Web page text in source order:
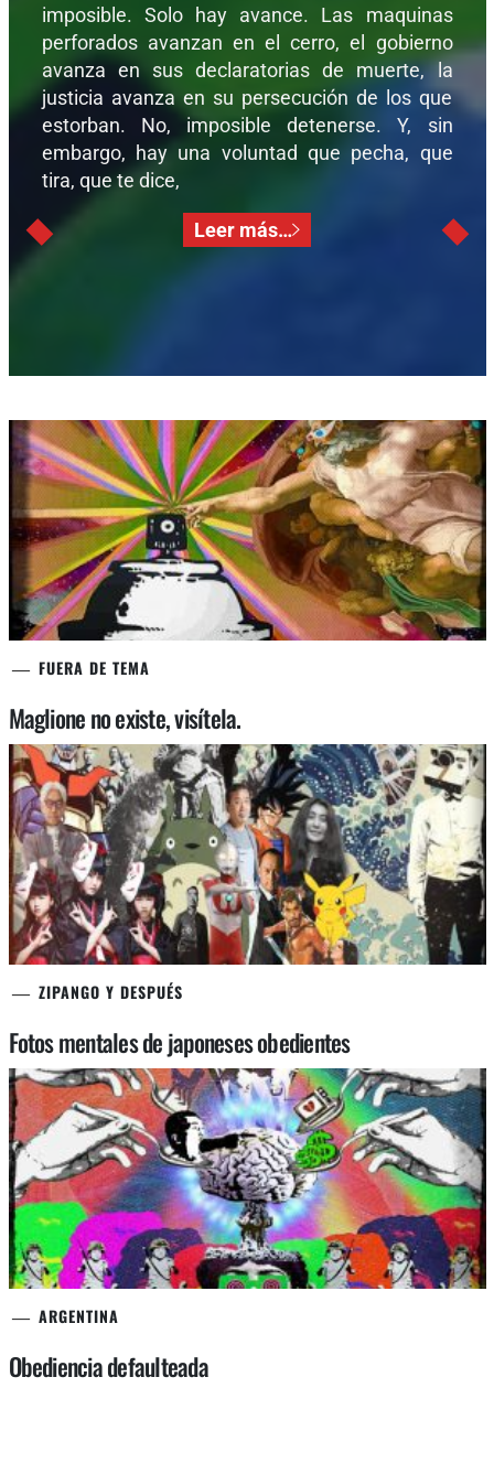
imposible. Solo hay avance. Las maquinas
perforados avanzan en el cerro, el gobierno
avanza en sus declaratorias de muerte, la
justicia avanza en su persecución de los que
estorban. No, imposible detenerse. Y, sin
embargo, hay una voluntad que pecha, que
tira, que te dice,
Leer más…
FUERA DE TEMA
Maglione no existe, visítela.
ZIPANGO Y DESPUÉS
Fotos mentales de japoneses obedientes
ARGENTINA
Obediencia defaulteada